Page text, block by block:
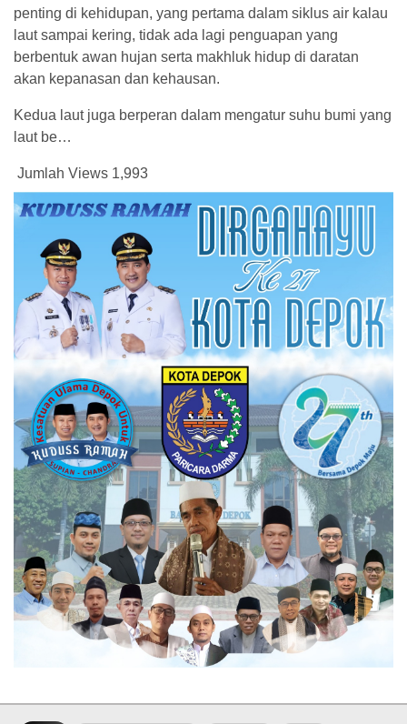
penting di kehidupan, yang pertama dalam siklus air kalau
laut sampai kering, tidak ada lagi penguapan yang
berbentuk awan hujan serta makhluk hidup di daratan
akan kepanasan dan kehausan.
Kedua laut juga berperan dalam mengatur suhu bumi yang
laut be…
Jumlah Views 1,993